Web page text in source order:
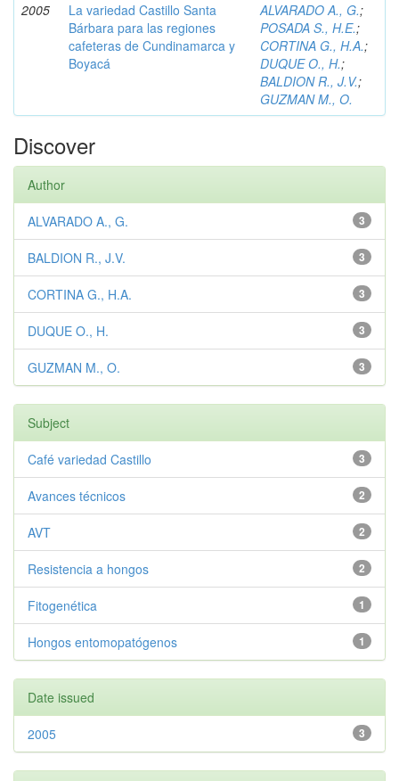
2005
La variedad Castillo Santa
Bárbara para las regiones
cafeteras de Cundinamarca y
Boyacá
ALVARADO A., G.;
POSADA S., H.E.;
CORTINA G., H.A.;
DUQUE O., H.;
BALDION R., J.V.;
GUZMAN M., O.
Discover
Author
3
ALVARADO A., G.
3
BALDION R., J.V.
3
CORTINA G., H.A.
3
DUQUE O., H.
3
GUZMAN M., O.
Subject
3
Café variedad Castillo
2
Avances técnicos
2
AVT
2
Resistencia a hongos
1
Fitogenética
1
Hongos entomopatógenos
Date issued
3
2005